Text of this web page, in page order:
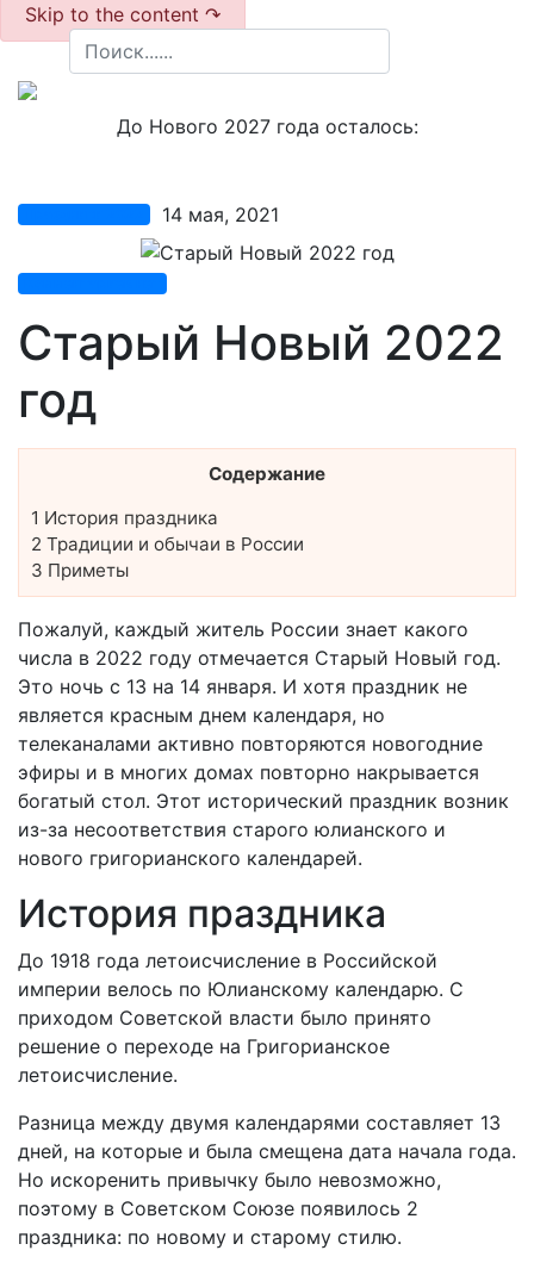
Skip to the content ↷
До Нового 2027 года осталось:
14 мая, 2021
Старый Новый 2022
год
Содержание
1 История праздника
2 Традиции и обычаи в России
3 Приметы
Пожалуй, каждый житель России знает какого
числа в 2022 году отмечается Старый Новый год.
Это ночь с 13 на 14 января. И хотя праздник не
является красным днем календаря, но
телеканалами активно повторяются новогодние
эфиры и в многих домах повторно накрывается
богатый стол. Этот исторический праздник возник
из-за несоответствия старого юлианского и
нового григорианского календарей.
История праздника
До 1918 года летоисчисление в Российской
империи велось по Юлианскому календарю. С
приходом Советской власти было принято
решение о переходе на Григорианское
летоисчисление.
Разница между двумя календарями составляет 13
дней, на которые и была смещена дата начала года.
Но искоренить привычку было невозможно,
поэтому в Советском Союзе появилось 2
праздника: по новому и старому стилю.